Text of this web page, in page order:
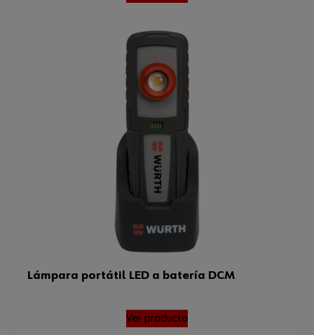
Lámpara portátil LED a batería DCM
Ver producto